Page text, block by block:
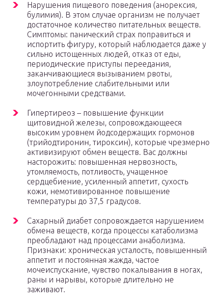
Нарушения пищевого поведения (анорексия,
булимия). В этом случае организм не получает
достаточное количество питательных веществ.
Симптомы: панический страх поправиться и
испортить фигуру, который наблюдается даже у
сильно истощенных людей, отказ от еды,
периодические приступы переедания,
заканчивающиеся вызыванием рвоты,
злоупотребление слабительными или
мочегонными средствами.
Гипертиреоз – повышение функции
щитовидной железы, сопровождающееся
высоким уровнем йодсодержащих гормонов
(трийодтиронин, тироксин), которые чрезмерно
активизируют обмен веществ. Вас должны
насторожить: повышенная нервозность,
утомляемость, потливость, учащенное
сердцебиение, усиленный аппетит, сухость
кожи, немотивированное повышение
температуры до 37,5 градусов.
Сахарный диабет сопровождается нарушением
обмена веществ, когда процессы катаболизма
преобладают над процессами анаболизма.
Признаки: хроническая усталость, повышенный
аппетит и постоянная жажда, частое
мочеиспускание, чувство покалывания в ногах,
раны и нарывы, которые длительно не
заживают.